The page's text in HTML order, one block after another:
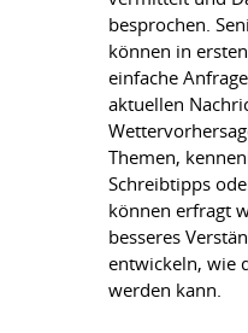
besprochen.
können in
einfache
aktuellen
Themen,
Schreibtipps
können erfragt
besseres
entwickeln, wie
werden kann.